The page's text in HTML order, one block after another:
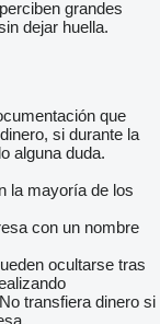
grandes
dejar huella.
que
si durante la
alguna duda.
la mayoría de los
con un nombre
ocultarse tras
transfiera dinero si